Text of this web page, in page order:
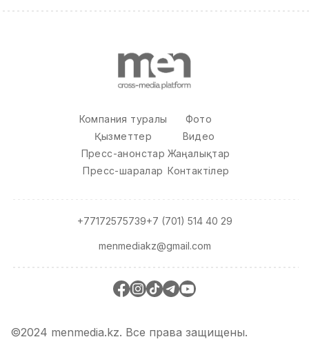
Компания туралы
Қызметтер
Пресс-анонстар
Пресс-шаралар
Фото
Видео
Жаңалықтар
Контактілер
menmediakz@gmail.com
+77172575739+7 (701) 514 40 29
©2024 menmedia.kz. Все права защищены.